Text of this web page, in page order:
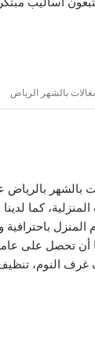
بالشهر الرياض
بالشهر
كما
باحترافية
تحصل على
غرف النوم،